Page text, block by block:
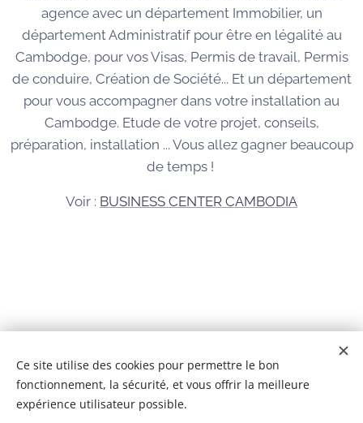
agence avec un département Immobilier, un
département Administratif pour être en légalité au
Cambodge, pour vos Visas, Permis de travail, Permis
de conduire, Création de Société... Et un département
pour vous accompagner dans votre installation au
Cambodge. Etude de votre projet, conseils,
préparation, installation ... Vous allez gagner beaucoup
de temps !
Voir : BUSINESS CENTER CAMBODIA
© 2026 Tous droits réservés
BCC IMMOBILIER CAMBODGE Co,Ltd Cookies
Ce site utilise des cookies pour permettre le bon
fonctionnement, la sécurité, et vous offrir la meilleure
expérience utilisateur possible.